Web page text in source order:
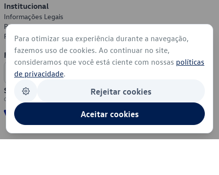
Institucional
Informações Legais
Política de Privacidade
Política de Cookies
Formas de Pagamento
Segurança
Para otimizar sua experiência durante a navegação,
fazemos uso de cookies. Ao continuar no site,
consideramos que você está ciente com nossas políticas
de privacidade.
Rejeitar cookies
Aceitar cookies